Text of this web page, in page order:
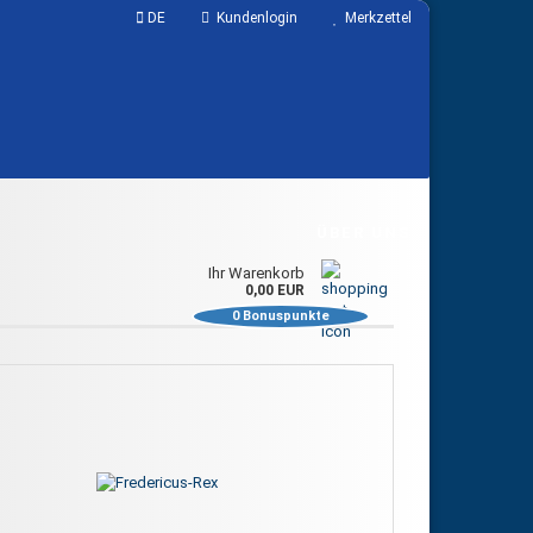
DE Kundenlogin Merkzettel
Ihr Warenkorb
0,00 EUR
0Bonuspunkte